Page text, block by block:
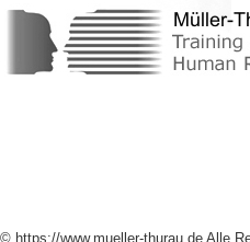
© https://www.mueller-thurau.de Alle